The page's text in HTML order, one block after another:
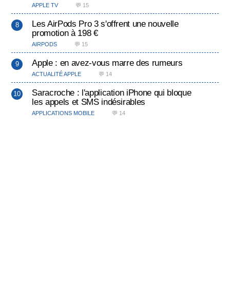
APPLE TV 💬 15
Les AirPods Pro 3 s'offrent une nouvelle
promotion à 198 €
AIRPODS 💬 15
Apple : en avez-vous marre des rumeurs
ACTUALITÉ APPLE 💬 14
Saracroche : l'application iPhone qui bloque
les appels et SMS indésirables
APPLICATIONS MOBILE 💬 14